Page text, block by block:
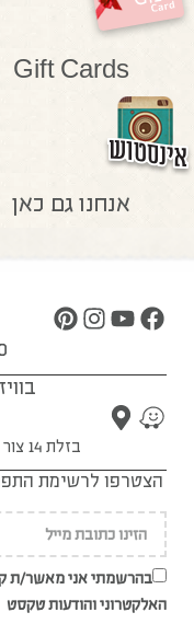
Gift Cards
אנחנו גם כאן
בזלת 14 צור יגאל, (ההגעה בתאום מראש)
הצטרפו לרשימת
בהרשמתי אני מאשר/ת
האלקטרוני והודעות טקסט